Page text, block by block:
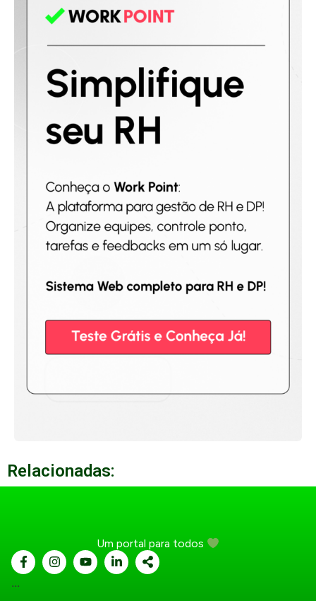
Relacionadas:
Um portal para todos
...